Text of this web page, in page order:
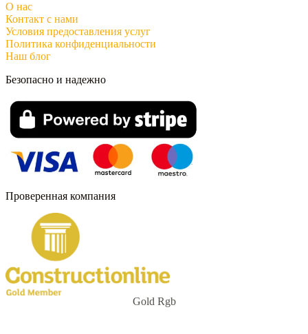
О нас
Контакт с нами
Условия предоставления услуг
Политика конфиденциальности
Наш блог
Проверенная компания
Gold Rgb
Безопасно и надежно